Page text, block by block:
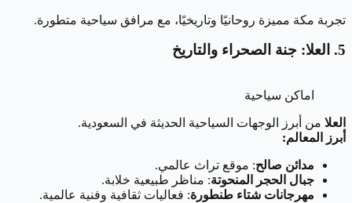
تجربة مكة مميزة روحانيًا وتاريخيًا، مع مرافق سياحية متطورة.
5. العلا: جنة الصحراء والتاريخ
اماكن سياحية
العلا من أبرز الوجهات السياحية الحديثة في السعودية.
أبرز المعالم:
مدائن صالح: موقع تراث عالمي.
جبال الحجر المنحوتة: مناظر طبيعية خلابة.
مهرجانات شتاء طنطورة: فعاليات ثقافية وفنية عالمية.